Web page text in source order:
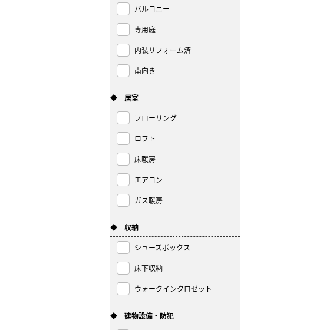
バルコニー
専用庭
内装リフォーム済
南向き
◆ 居室
フローリング
ロフト
床暖房
エアコン
ガス暖房
◆ 収納
シューズボックス
床下収納
ウォークインクロゼット
◆ 建物設備・防犯